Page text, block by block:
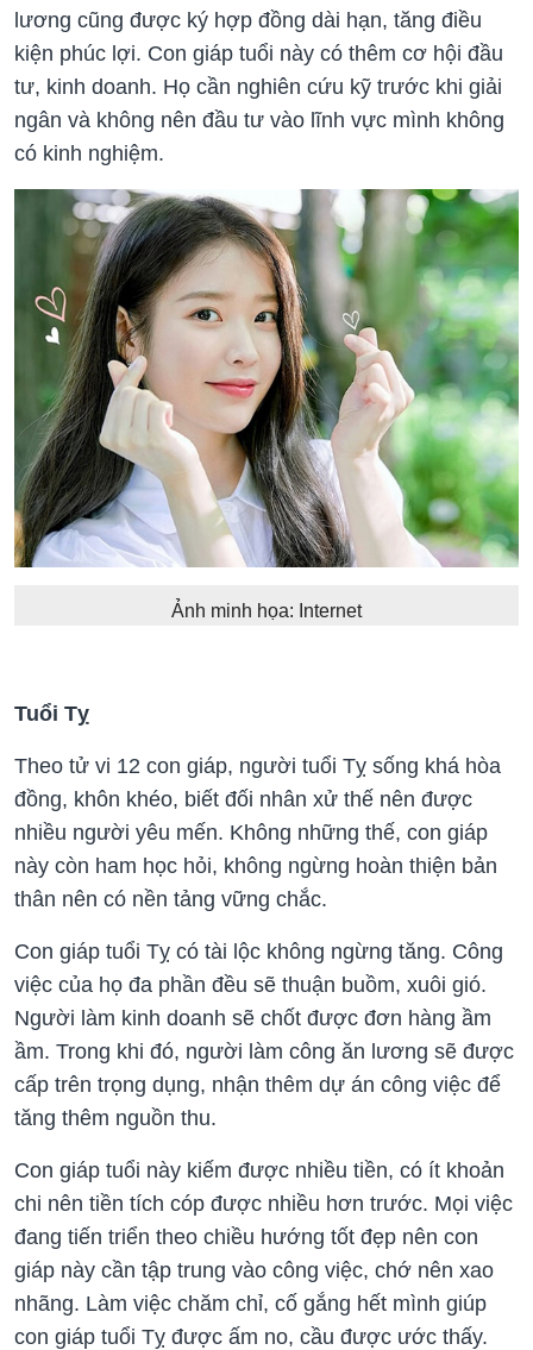
lương cũng được ký hợp đồng dài hạn, tăng điều
kiện phúc lợi. Con giáp tuổi này có thêm cơ hội đầu
tư, kinh doanh. Họ cần nghiên cứu kỹ trước khi giải
ngân và không nên đầu tư vào lĩnh vực mình không
có kinh nghiệm.
Ảnh minh họa: Internet
Tuổi Tỵ
Theo tử vi 12 con giáp, người tuổi Tỵ sống khá hòa
đồng, khôn khéo, biết đối nhân xử thế nên được
nhiều người yêu mến. Không những thế, con giáp
này còn ham học hỏi, không ngừng hoàn thiện bản
thân nên có nền tảng vững chắc.
Con giáp tuổi Tỵ có tài lộc không ngừng tăng. Công
việc của họ đa phần đều sẽ thuận buồm, xuôi gió.
Người làm kinh doanh sẽ chốt được đơn hàng ầm
ầm. Trong khi đó, người làm công ăn lương sẽ được
cấp trên trọng dụng, nhận thêm dự án công việc để
tăng thêm nguồn thu.
Con giáp tuổi này kiếm được nhiều tiền, có ít khoản
chi nên tiền tích cóp được nhiều hơn trước. Mọi việc
đang tiến triển theo chiều hướng tốt đẹp nên con
giáp này cần tập trung vào công việc, chớ nên xao
nhãng. Làm việc chăm chỉ, cố gắng hết mình giúp
con giáp tuổi Tỵ được ấm no, cầu được ước thấy.